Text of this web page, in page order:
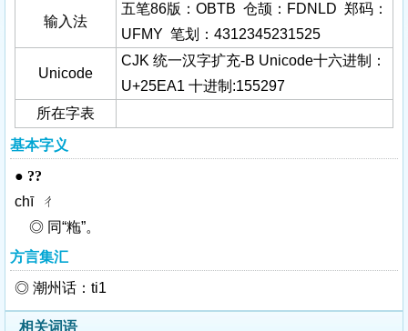
输入法
五笔86版：OBTB 仓颉：FDNLD 郑码：
UFMY 笔划：4312345231525
Unicode
CJK 统一汉字扩充-B Unicode十六进制：
U+25EA1 十进制:155297
所在字表
基本字义
● ??
chī ㄔ
◎ 同“粚”。
方言集汇
◎ 潮州话：ti1
相关词语